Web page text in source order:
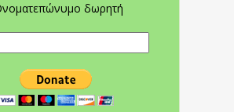
δωρητή